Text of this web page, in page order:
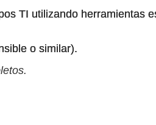
TI utilizando herramientas
o similar).